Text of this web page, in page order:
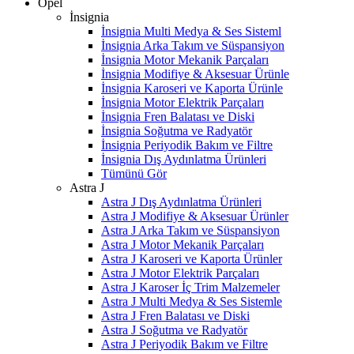
Opel
İnsignia
İnsignia Multi Medya & Ses Sisteml
İnsignia Arka Takım ve Süspansiyon
İnsignia Motor Mekanik Parçaları
İnsignia Modifiye & Aksesuar Ürünle
İnsignia Karoseri ve Kaporta Ürünle
İnsignia Motor Elektrik Parçaları
İnsignia Fren Balatası ve Diski
İnsignia Soğutma ve Radyatör
İnsignia Periyodik Bakım ve Filtre
İnsignia Dış Aydınlatma Ürünleri
Tümünü Gör
Astra J
Astra J Dış Aydınlatma Ürünleri
Astra J Modifiye & Aksesuar Ürünler
Astra J Arka Takım ve Süspansiyon
Astra J Motor Mekanik Parçaları
Astra J Karoseri ve Kaporta Ürünler
Astra J Motor Elektrik Parçaları
Astra J Karoser İç Trim Malzemeler
Astra J Multi Medya & Ses Sistemle
Astra J Fren Balatası ve Diski
Astra J Soğutma ve Radyatör
Astra J Periyodik Bakım ve Filtre